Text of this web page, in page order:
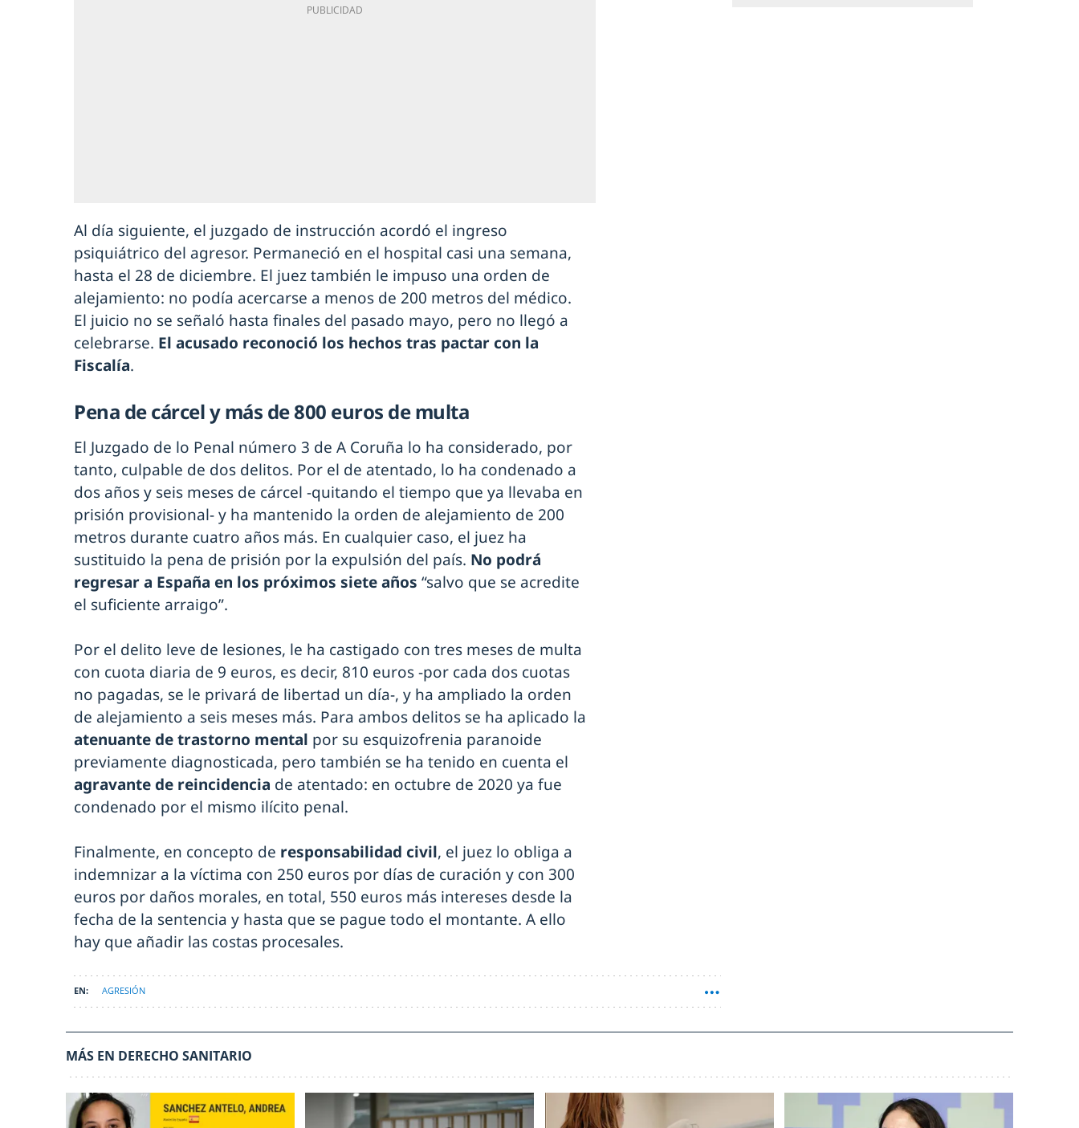
Al día siguiente, el juzgado de instrucción acordó el ingreso
psiquiátrico del agresor. Permaneció en el hospital casi una semana,
hasta el 28 de diciembre. El juez también le impuso una orden de
alejamiento: no podía acercarse a menos de 200 metros del médico.
El juicio no se señaló hasta finales del pasado mayo, pero no llegó a
celebrarse. El acusado reconoció los hechos tras pactar con la
Fiscalía.
Pena de cárcel y más de 800 euros de multa
El Juzgado de lo Penal número 3 de A Coruña lo ha considerado, por
tanto, culpable de dos delitos. Por el de atentado, lo ha condenado a
dos años y seis meses de cárcel -quitando el tiempo que ya llevaba en
prisión provisional- y ha mantenido la orden de alejamiento de 200
metros durante cuatro años más. En cualquier caso, el juez ha
sustituido la pena de prisión por la expulsión del país. No podrá
regresar a España en los próximos siete años “salvo que se acredite
el suficiente arraigo”.
Por el delito leve de lesiones, le ha castigado con tres meses de multa
con cuota diaria de 9 euros, es decir, 810 euros -por cada dos cuotas
no pagadas, se le privará de libertad un día-, y ha ampliado la orden
de alejamiento a seis meses más. Para ambos delitos se ha aplicado la
atenuante de trastorno mental por su esquizofrenia paranoide
previamente diagnosticada, pero también se ha tenido en cuenta el
agravante de reincidencia de atentado: en octubre de 2020 ya fue
condenado por el mismo ilícito penal.
Finalmente, en concepto de responsabilidad civil, el juez lo obliga a
indemnizar a la víctima con 250 euros por días de curación y con 300
euros por daños morales, en total, 550 euros más intereses desde la
fecha de la sentencia y hasta que se pague todo el montante. A ello
hay que añadir las costas procesales.
AGRESIÓN
MÁS EN DERECHO SANITARIO